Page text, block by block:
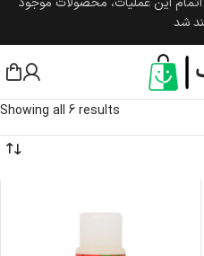
شد
Showing all 6 results